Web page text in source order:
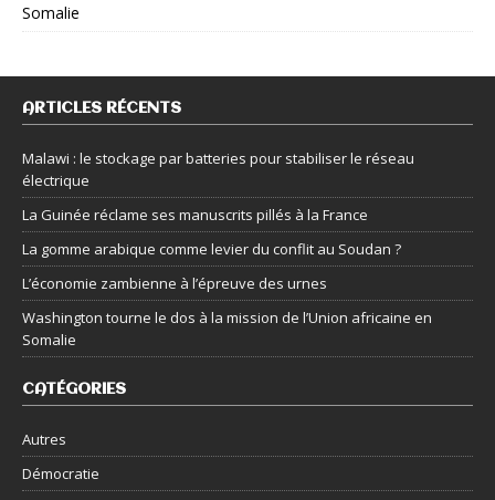
Somalie
ARTICLES RÉCENTS
Malawi : le stockage par batteries pour stabiliser le réseau
électrique
La Guinée réclame ses manuscrits pillés à la France
La gomme arabique comme levier du conflit au Soudan ?
L’économie zambienne à l’épreuve des urnes
Washington tourne le dos à la mission de l’Union africaine en
Somalie
CATÉGORIES
Autres
Démocratie